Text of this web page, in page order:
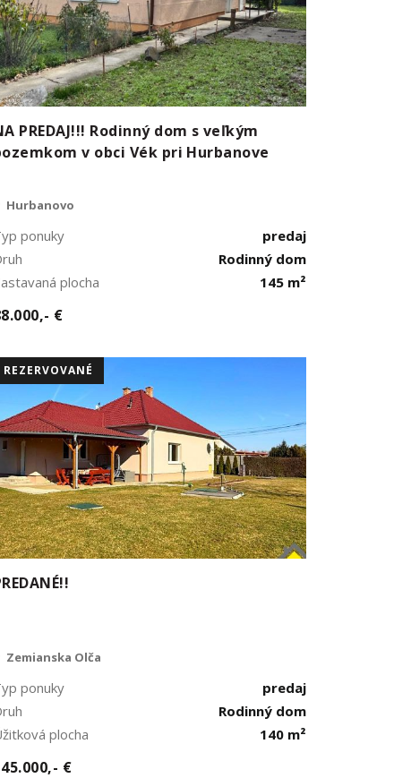
PREDAJ!!! Rodinný dom s veľkým
v obci Vék pri Hurbanove
Hurbanovo
ponuky
predaj
Rodinný dom
plocha
145 m²
€
REZERVOVANÉ
Zemianska Olča
ponuky
predaj
Rodinný dom
plocha
140 m²
€